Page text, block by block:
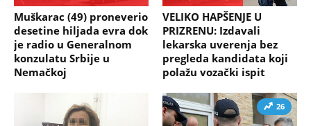
Muškarac (49) proneverio
desetine hiljada evra dok
je radio u Generalnom
konzulatu Srbije u
Nemačkoj
VELIKO HAPŠENJE U
PRIZRENU: Izdavali
lekarska uverenja bez
pregleda kandidata koji
polažu vozački ispit
26